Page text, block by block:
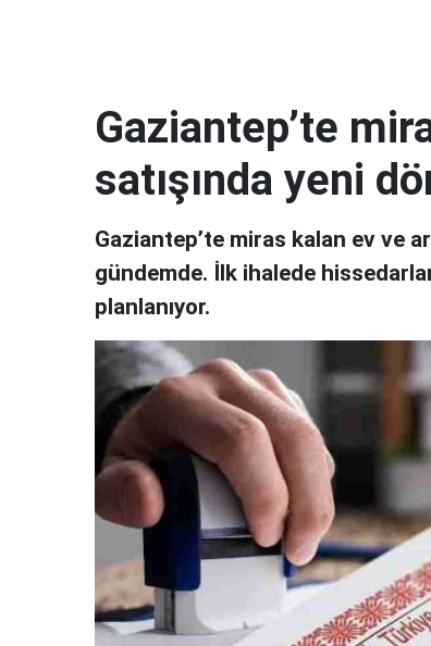
Gaziantep’te
satışında yeni
Gaziantep’te miras kalan ev ve
gündemde. İlk ihalede
planlanıyor.